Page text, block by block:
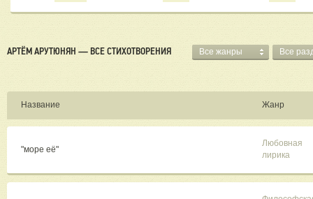
АРТЁМ АРУТЮНЯН — ВСЕ СТИХОТВОРЕНИЯ Все жанры Все
Название Жанр
"море её"
Любовная
лирика